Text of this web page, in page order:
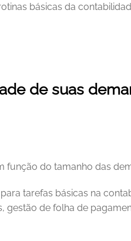
básicas da
de suas
função do tamanho das
tarefas básicas na
gestão de folha de